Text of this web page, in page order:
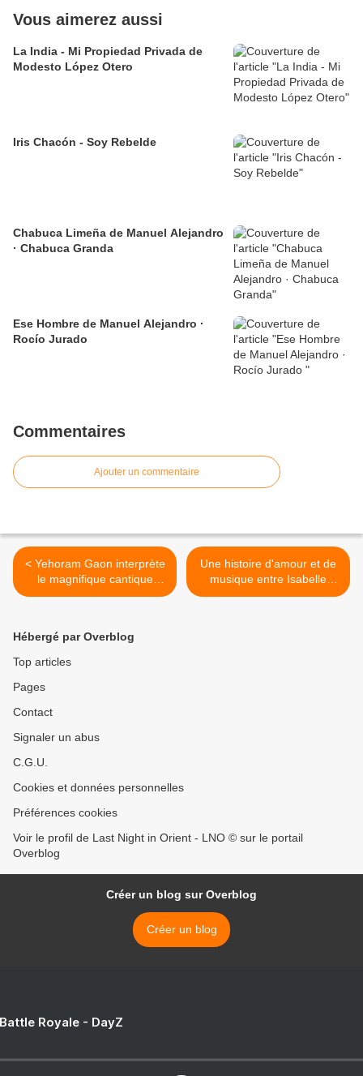
Vous aimerez aussi
La India - Mi Propiedad Privada de
Modesto López Otero
Iris Chacón - Soy Rebelde
Chabuca Limeña de Manuel Alejandro
· Chabuca Granda
Ese Hombre de Manuel Alejandro ·
Rocío Jurado
Commentaires
Ajouter un commentaire
< Yehoram Gaon interprète
le magnifique cantique
sépharade Avre tu puerta
Une histoire d'amour et de
musique entre Isabelle
Lambert et Ivan Paduart. >
Hébergé par Overblog
Top articles
Pages
Contact
Signaler un abus
C.G.U.
Cookies et données personnelles
Préférences cookies
Voir le profil de Last Night in Orient - LNO © sur le portail
Overblog
Créer un blog sur Overblog
Créer un blog
Royale - DayZ